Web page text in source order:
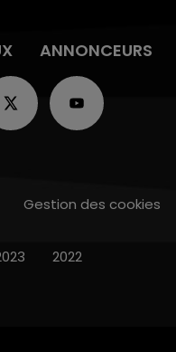
ANNONCEURS
Gestion des cookies
2022